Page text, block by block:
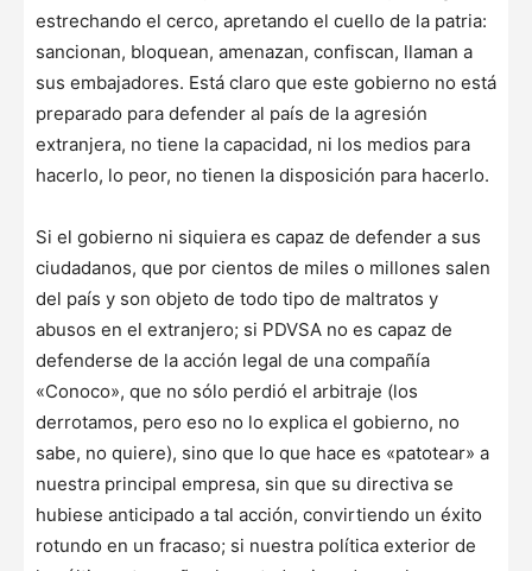
estrechando el cerco, apretando el cuello de la patria:
sancionan, bloquean, amenazan, confiscan, llaman a
sus embajadores. Está claro que este gobierno no está
preparado para defender al país de la agresión
extranjera, no tiene la capacidad, ni los medios para
hacerlo, lo peor, no tienen la disposición para hacerlo.
Si el gobierno ni siquiera es capaz de defender a sus
ciudadanos, que por cientos de miles o millones salen
del país y son objeto de todo tipo de maltratos y
abusos en el extranjero; si PDVSA no es capaz de
defenderse de la acción legal de una compañía
«Conoco», que no sólo perdió el arbitraje (los
derrotamos, pero eso no lo explica el gobierno, no
sabe, no quiere), sino que lo que hace es «patotear» a
nuestra principal empresa, sin que su directiva se
hubiese anticipado a tal acción, convirtiendo un éxito
rotundo en un fracaso; si nuestra política exterior de